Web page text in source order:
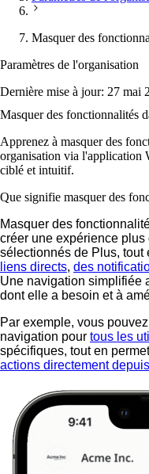
Masquer des
Paramètres de l'organisation
Dernière mise à jour: 27 mai
Masquer des fonctionnalités
Apprenez à masquer des
organisation via l'application
ciblé et intuitif.
Que signifie masquer des
Masquer des
créer une expérience
sélectionnés de Plus, tout
liens directs, des
Une navigation simplifiée
dont elle a besoin et à
Par exemple, vous
navigation pour tous les
spécifiques, tout en
actions directement